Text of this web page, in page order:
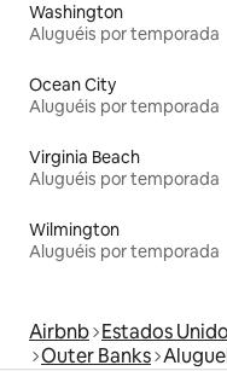
Washington
Aluguéis por temporada
Ocean City
Aluguéis por temporada
Virginia Beach
Aluguéis por temporada
Wilmington
Aluguéis por temporada
Airbnb Estados
Outer Banks